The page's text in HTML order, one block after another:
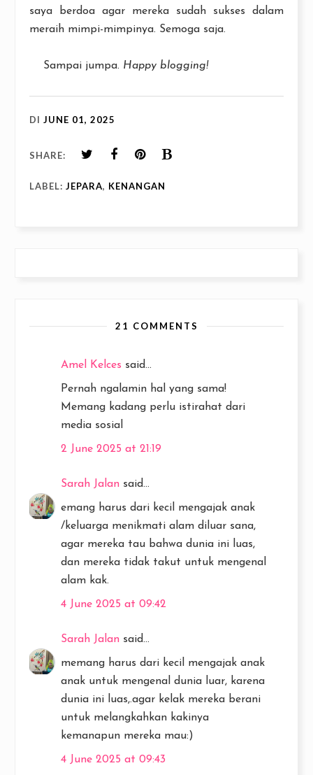
saya berdoa agar mereka sudah sukses dalam
meraih mimpi-mimpinya. Semoga saja.
Sampai jumpa. Happy blogging!
DI JUNE 01, 2025
SHARE:
LABEL: JEPARA, KENANGAN
21 COMMENTS
Amel Kelces said...
Pernah ngalamin hal yang sama!
Memang kadang perlu istirahat dari
media sosial
2 June 2025 at 21:19
Sarah Jalan said...
emang harus dari kecil mengajak anak
/keluarga menikmati alam diluar sana,
agar mereka tau bahwa dunia ini luas,
dan mereka tidak takut untuk mengenal
alam kak.
4 June 2025 at 09:42
Sarah Jalan said...
memang harus dari kecil mengajak anak
anak untuk mengenal dunia luar, karena
dunia ini luas,.agar kelak mereka berani
untuk melangkahkan kakinya
kemanapun mereka mau:)
4 June 2025 at 09:43